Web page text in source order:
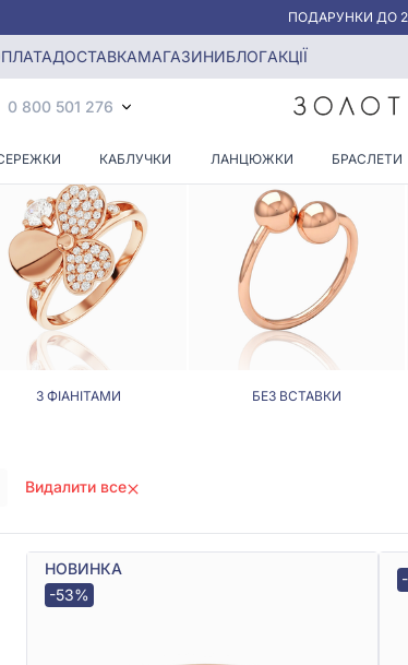
«КРАЩА
ДОСТАВКАМАГАЗИНИБЛОГАКЦІЇ
0 800 501 276
КАБЛУЧКИ ЛАНЦЮЖКИ БРАСЛЕТИ
З ФІАНІТАМИ БЕЗ ВСТАВКИ
Видалити все
НОВИНКА
-53%